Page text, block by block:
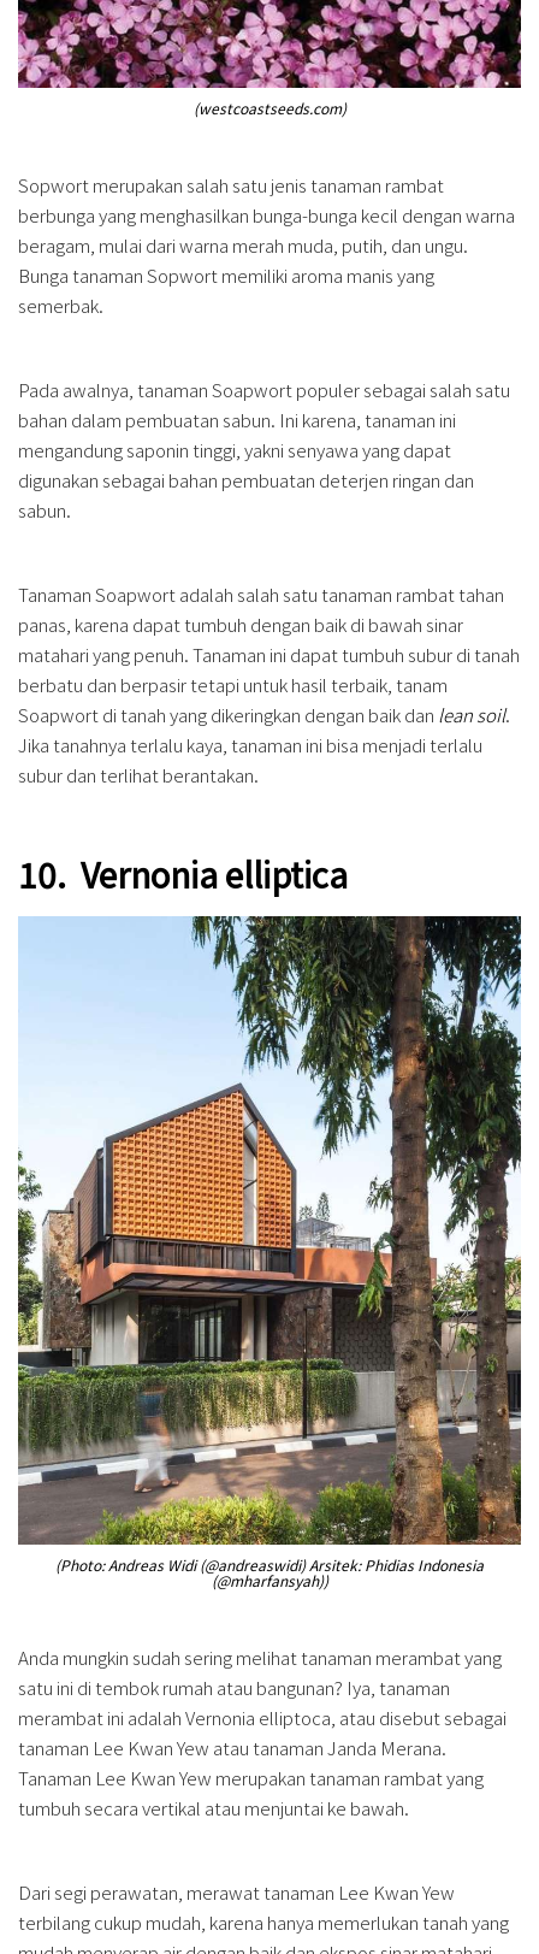
(westcoastseeds.com)
Sopwort merupakan salah satu jenis tanaman rambat
berbunga yang menghasilkan bunga-bunga kecil dengan warna
beragam, mulai dari warna merah muda, putih, dan ungu.
Bunga tanaman Sopwort memiliki aroma manis yang
semerbak.
Pada awalnya, tanaman Soapwort populer sebagai salah satu
bahan dalam pembuatan sabun. Ini karena, tanaman ini
mengandung saponin tinggi, yakni senyawa yang dapat
digunakan sebagai bahan pembuatan deterjen ringan dan
sabun.
Tanaman Soapwort adalah salah satu tanaman rambat tahan
panas, karena dapat tumbuh dengan baik di bawah sinar
matahari yang penuh. Tanaman ini dapat tumbuh subur di tanah
berbatu dan berpasir tetapi untuk hasil terbaik, tanam
Soapwort di tanah yang dikeringkan dengan baik dan lean soil.
Jika tanahnya terlalu kaya, tanaman ini bisa menjadi terlalu
subur dan terlihat berantakan.
10. Vernonia elliptica
(Photo: Andreas Widi (@andreaswidi) Arsitek: Phidias Indonesia
(@mharfansyah))
Anda mungkin sudah sering melihat tanaman merambat yang
satu ini di tembok rumah atau bangunan? Iya, tanaman
merambat ini adalah Vernonia elliptoca, atau disebut sebagai
tanaman Lee Kwan Yew atau tanaman Janda Merana.
Tanaman Lee Kwan Yew merupakan tanaman rambat yang
tumbuh secara vertikal atau menjuntai ke bawah.
Dari segi perawatan, merawat tanaman Lee Kwan Yew
terbilang cukup mudah, karena hanya memerlukan tanah yang